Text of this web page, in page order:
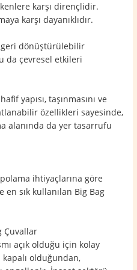
karşı dirençlidir.
karşı dayanıklıdır.
geri dönüştürülebilir
da çevresel etkileri
yapısı, taşınmasını ve
özellikleri sayesinde,
alanında da yer tasarrufu
ihtiyaçlarına göre
sık kullanılan Big Bag
Çuvallar
açık olduğu için kolay
kapalı olduğundan,